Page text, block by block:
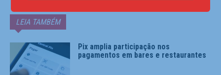
LEIA TAMBÉM
Pix amplia participação nos
pagamentos em bares e restaurantes